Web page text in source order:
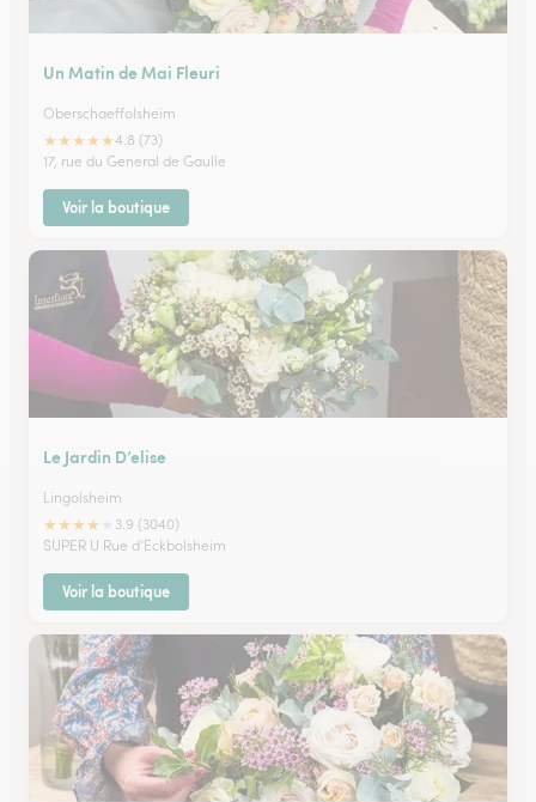
Un Matin de Mai Fleuri
Oberschaeffolsheim
★★★★★4.8 (73)
17, rue du General de Gaulle
Voir la boutique
Le Jardin D’elise
Lingolsheim
★★★★
3.9 (3040)
SUPER U Rue d'Eckbolsheim
Voir la boutique